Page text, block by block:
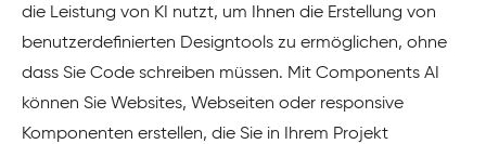
die Leistung von KI nutzt, um Ihnen die Erstellung von
benutzerdefinierten Designtools zu ermöglichen, ohne
dass Sie Code schreiben müssen. Mit Components AI
können Sie Websites, Webseiten oder responsive
Komponenten erstellen, die Sie in Ihrem Projekt